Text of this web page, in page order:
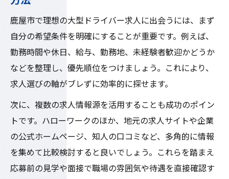
鹿屋市で理想の大型ドライバー求人に出会うには、まず
自分の希望条件を明確にすることが重要です。例えば、
勤務時間や休日、給与、勤務地、未経験者歓迎かどうか
などを整理し、優先順位をつけましょう。これにより、
求人選びの軸がブレずに効率的に探せます。
次に、複数の求人情報源を活用することも成功のポイン
トです。ハローワークのほか、地元の求人サイトや企業
の公式ホームページ、知人の口コミなど、多角的に情報
を集めて比較検討すると良いでしょう。これらを踏まえ
応募前の見学や面接で職場の雰囲気や待遇を直接確認す